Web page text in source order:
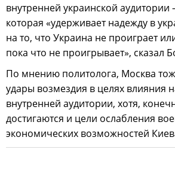
внутренней украинской аудитории
которая «удерживает надежду в
на то, что Украина не проиграет
пока что не проигрывает», сказал
По мнению политолога, Москва
удары возмездия в целях влияния
внутренней аудитории, хотя,
достигаются и цели ослабления
экономических возможностей